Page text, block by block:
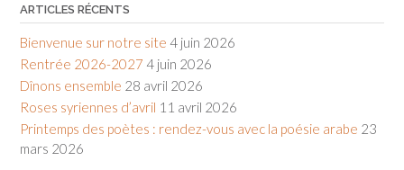
ARTICLES RÉCENTS
Bienvenue sur notre site 4 juin 2026
Rentrée 2026-2027 4 juin 2026
Dînons ensemble 28 avril 2026
Roses syriennes d’avril 11 avril 2026
Printemps des poètes : rendez-vous avec la poésie arabe 23
mars 2026